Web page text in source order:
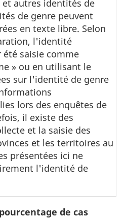
autres identités de
de genre peuvent
en texte libre. Selon
l'identité
saisie comme
» ou en utilisant le
sur l'identité de genre
lors des enquêtes de
il existe des
et la saisie des
et les territoires au
présentées ici ne
l'identité de
de cas